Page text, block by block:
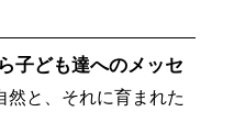
然と、それに育まれた